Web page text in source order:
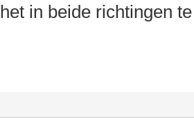
het in beide richtingen